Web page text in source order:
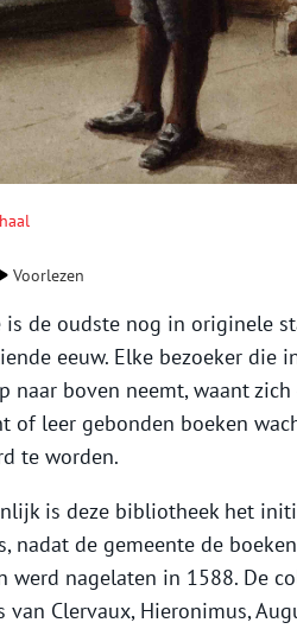
Voorlezen
is de oudste nog in originele
eeuw. Elke bezoeker die
naar boven neemt, waant
of leer gebonden boeken
te worden.
is deze bibliotheek het
nadat de gemeente de
werd nagelaten in 1588. De
van Clervaux, Hieronimus,